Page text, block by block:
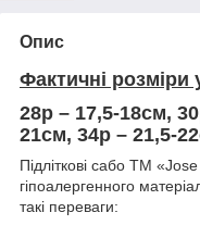
Опис
Фактичні розміри
28р – 17,5-18см,
21см, 34р – 21,5-
Підліткові сабо ТМ
гіпоалергенного
такі переваги: